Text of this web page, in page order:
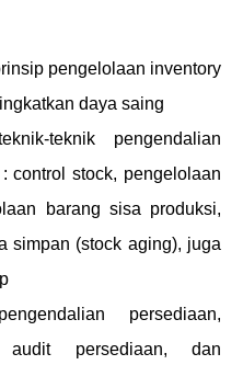
pengelolaan inventory
daya saing
teknik pengendalian
control stock, pengelolaan
barang sisa produksi,
simpan (stock aging), juga
persediaan,
audit persediaan, dan